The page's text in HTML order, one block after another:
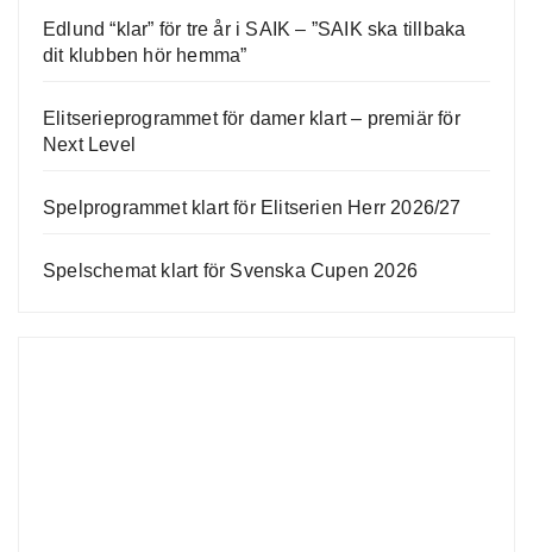
Edlund “klar” för tre år i SAIK – ”SAIK ska tillbaka
dit klubben hör hemma”
Elitserieprogrammet för damer klart – premiär för
Next Level
Spelprogrammet klart för Elitserien Herr 2026/27
Spelschemat klart för Svenska Cupen 2026